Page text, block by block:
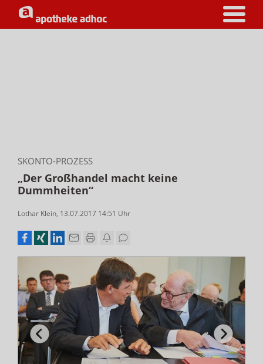
SKONTO-PROZESS
„Der Großhandel macht keine
Dummheiten“
Lothar Klein, 13.07.2017 14:51 Uhr